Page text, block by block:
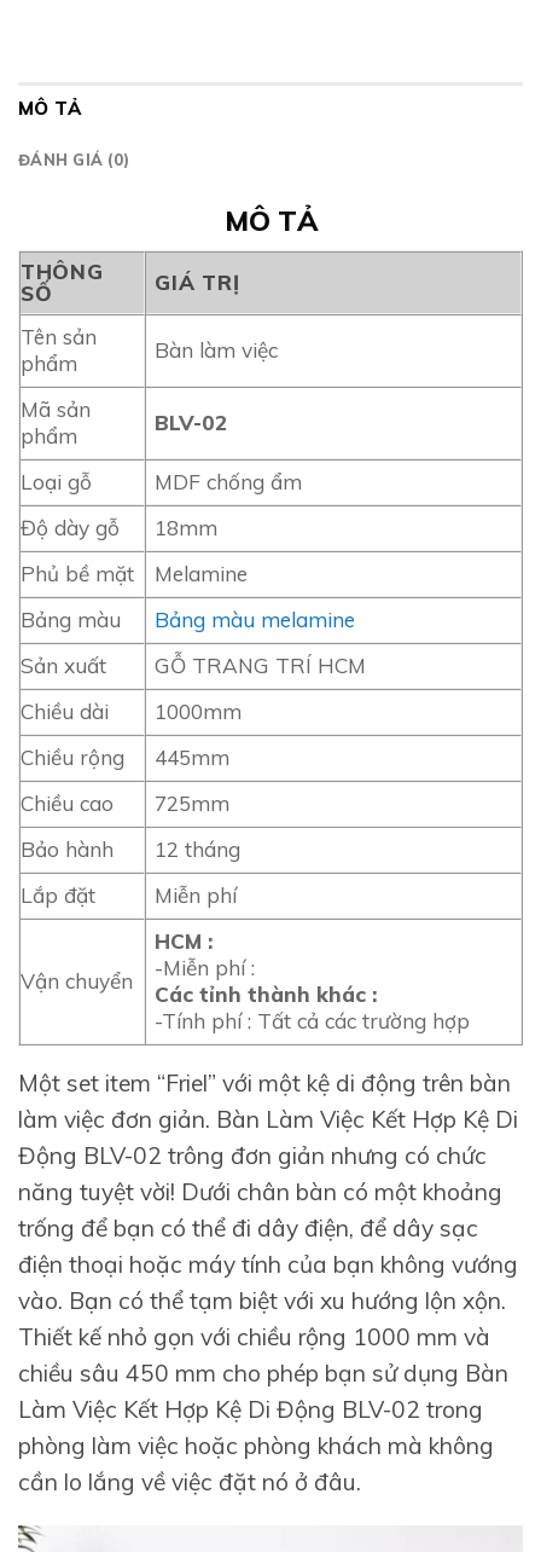
MÔ TẢ
ĐÁNH GIÁ (0)
MÔ TẢ
THÔNG
SỐ
GIÁ TRỊ
Tên sản
phẩm
Bàn làm việc
Mã sản
phẩm
BLV-02
Loại gỗ
MDF chống ẩm
Độ dày gỗ
18mm
Phủ bề mặt
Melamine
Bảng màu
Bảng màu melamine
Sản xuất
GỖ TRANG TRÍ HCM
Chiều dài
1000mm
Chiều rộng
445mm
Chiều cao
725mm
Bảo hành
12 tháng
Lắp đặt
Miễn phí
Vận chuyển
HCM :
-Miễn phí :
Các tỉnh thành khác :
-Tính phí : Tất cả các trường hợp
Một set item “Friel” với một kệ di động trên bàn
làm việc đơn giản. Bàn Làm Việc Kết Hợp Kệ Di
Động BLV-02 trông đơn giản nhưng có chức
năng tuyệt vời! Dưới chân bàn có một khoảng
trống để bạn có thể đi dây điện, để dây sạc
điện thoại hoặc máy tính của bạn không vướng
vào. Bạn có thể tạm biệt với xu hướng lộn xộn.
Thiết kế nhỏ gọn với chiều rộng 1000 mm và
chiều sâu 450 mm cho phép bạn sử dụng Bàn
Làm Việc Kết Hợp Kệ Di Động BLV-02 trong
phòng làm việc hoặc phòng khách mà không
cần lo lắng về việc đặt nó ở đâu.